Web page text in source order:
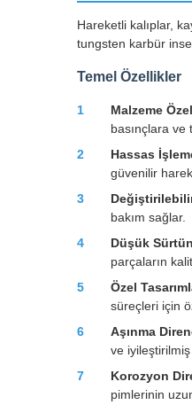
Hareketli kalıplar,
tungsten karbür
Temel Özellikler
1 Malzeme
basınçlara
2
Hassas
güvenilir
3
bakım sağlar.
4
Düşük
parçaların
5
Özel
süreçleri için
6
Aşınma
ve
7
Korozyon
pimlerinin